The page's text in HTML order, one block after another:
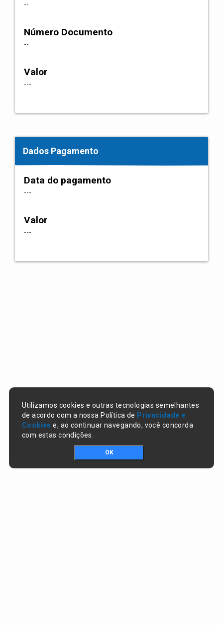
--
Número Documento
--
Valor
---
Dados Pagamento
Data do pagamento
---
Valor
---
Utilizamos cookies e outras tecnologias semelhantes
de acordo com a nossa Política de Privacidade e
Cookies e, ao continuar navegando, você concorda
com estas condições.
OK